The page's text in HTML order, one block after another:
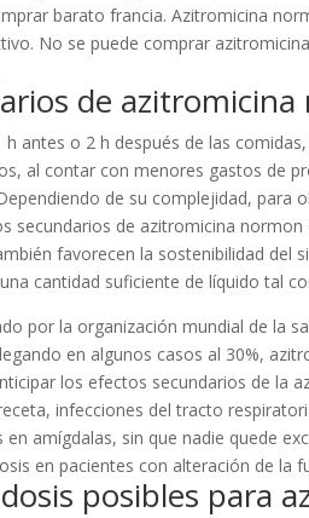
barato francia. Azitromicina
No se puede comprar
de
antes o 2 h después de las
al contar con menores gastos de
de su complejidad,
secundarios de azitromicina
favorecen la sostenibilidad del
cantidad suficiente de líquido tal
por la organización mundial de la
en algunos casos al 30%,
los efectos secundarios de la
infecciones del tracto
amígdalas, sin que nadie quede
en pacientes con alteración de la
posibles para